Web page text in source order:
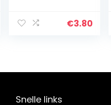
auto’s Miracle
€3.80
Snelle links